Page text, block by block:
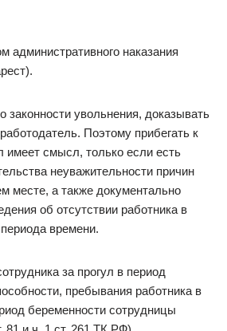
административного наказания
законности увольнения, доказывать
Поэтому прибегать к
имеет смысл, только если есть
неуважительности причин
месте, а также документально
об отсутствии работника в
времени.
за прогул в период
пребывания работника в
беременности сотрудницы